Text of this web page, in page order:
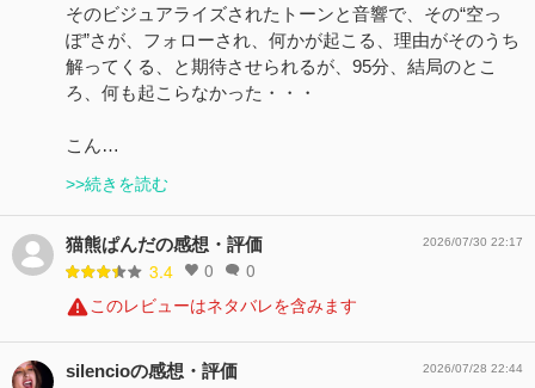
そのビジュアライズされたトーンと音響で、その“空っ
ぽ”さが、フォローされ、何かが起こる、理由がそのうち
解ってくる、と期待させられるが、95分、結局のとこ
ろ、何も起こらなかった・・・
こん…
>>続きを読む
猫熊ぱんだの感想・評価
3.4 0 0
2026/07/30 22:17
このレビューはネタバレを含みます
silencioの感想・評価 2026/07/28 22:44